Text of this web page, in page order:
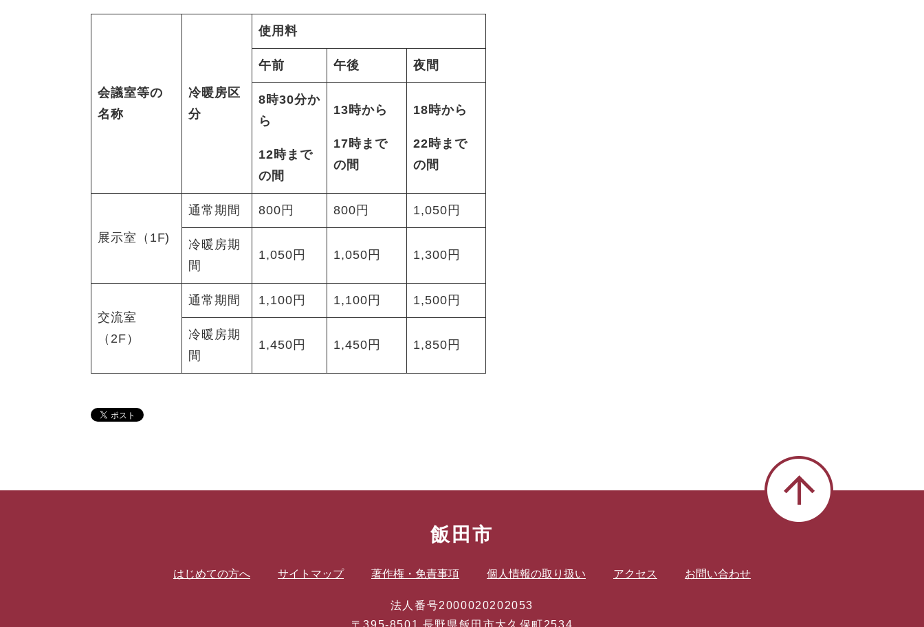
会議室等の
名称
冷暖房区
分
使用料
午前 午後 夜間
8時30分か
ら
12時まで
の間
13時から
17時まで
の間
18時から
22時まで
の間
展示室（1F)
通常期間 800円 800円 1,050円
冷暖房期
間
1,050円 1,050円 1,300円
交流室
（2F）
通常期間 1,100円 1,100円 1,500円
冷暖房期
間
1,450円 1,450円 1,850円
飯田市
はじめての方へ サイトマップ 著作権・免責事項 個人情報の取り扱い アクセス お問い合わせ
法人番号2000020202053
〒395-8501 長野県飯田市大久保町2534